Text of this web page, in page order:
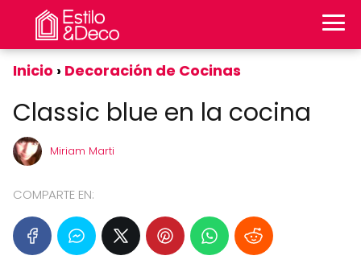
Inicio Decoración de Cocinas
Classic blue en la cocina
Miriam Marti
COMPARTE EN: